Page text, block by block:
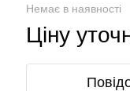
Немає в наявності
Ціну